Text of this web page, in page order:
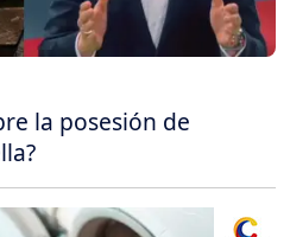
la posesión de